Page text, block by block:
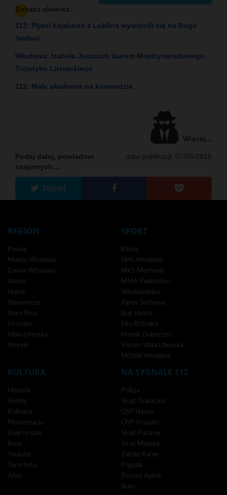
Zobacz również:
112: Pijani kajakarze z Lublina wywrócili się na Bugu
/wideo/
Włodawa: Izabela Jaszczuk laurem Międzynarodowego
Trójstyku Literackiego
112: Mała akademia na komendzie
Więcej...
data publikacji: 07/05/2016
Podaj dalej, powiadom
znajomych....
Tweet
REGION
Powiat
Miasto Włodawa
Gmina Włodawa
Hanna
Hańsk
Sławatycze
Stary Brus
Urszulin
Wola Uhruska
Wyryki
SPORT
Kibice
SMS Włodawa
MKS Mechanik
MMA Pankration
Włodawianka
Agros Suchawa
Bug Hanna
Eko Różnaka
Hutnik Dubeczno
Vitrum Wola Uhruska
MOSIR Włodawa
KULTURA
Historia
Hobby
Kulinaria
Motoryzacja
Zrób to sam
Ferie
Youtube
Turystyka
Afisz
NA SYGNALE 112
Policja
Straż Graniczna
OSP Hanna
OSP Urszulin
Straż Pożarna
Straż Miejska
Zakład Karny
Pogoda
Dyżury Aptek
Busy